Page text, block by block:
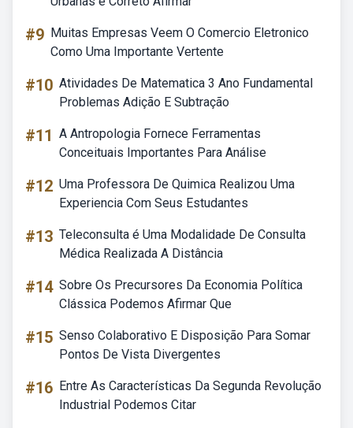
#9 Muitas Empresas Veem O Comercio Eletronico
Como Uma Importante Vertente
#10 Atividades De Matematica 3 Ano Fundamental
Problemas Adição E Subtração
#11 A Antropologia Fornece Ferramentas
Conceituais Importantes Para Análise
#12 Uma Professora De Quimica Realizou Uma
Experiencia Com Seus Estudantes
#13 Teleconsulta é Uma Modalidade De Consulta
Médica Realizada A Distância
#14 Sobre Os Precursores Da Economia Política
Clássica Podemos Afirmar Que
#15 Senso Colaborativo E Disposição Para Somar
Pontos De Vista Divergentes
#16 Entre As Características Da Segunda Revolução
Industrial Podemos Citar